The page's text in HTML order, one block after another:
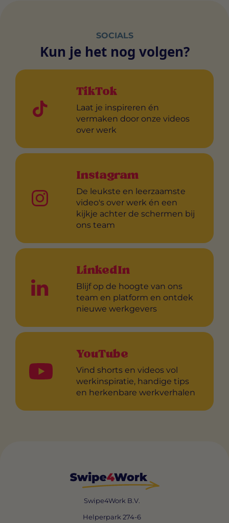
SOCIALS
Kun je het nog volgen?
TikTok
Laat je inspireren én
vermaken door onze videos
over werk
Instagram
De leukste en leerzaamste
video's over werk én een
kijkje achter de schermen bij
ons team
LinkedIn
Blijf op de hoogte van ons
team en platform en ontdek
nieuwe werkgevers
YouTube
Vind shorts en videos vol
werkinspiratie, handige tips
en herkenbare werkverhalen
Swipe4Work B.V.
Helperpark 274-6